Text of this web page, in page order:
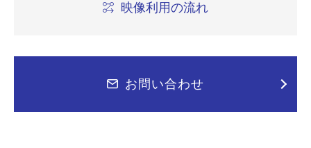
映像利用の流れ
お問い合わせ